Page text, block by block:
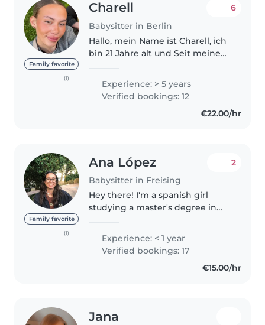
Family favorite
(1)
Charell
Babysitter in Berlin
6
Hallo, mein Name ist Charell, ich
bin 21 Jahre alt und Seit meinem
Kindern im Alter von 4 Monaten
bis 7 Jahren und konnte..
Experience: > 5 years
Verified bookings: 12
€22.00/hr
Family favorite
(1)
Ana López
Babysitter in Freising
2
Hey there! I'm a spanish girl
studying a master's degree in
tongue, but I can also speak
fluent English and Portuguese,
and a bit of German as well...
Experience: < 1 year
Verified bookings: 17
€15.00/hr
Jana